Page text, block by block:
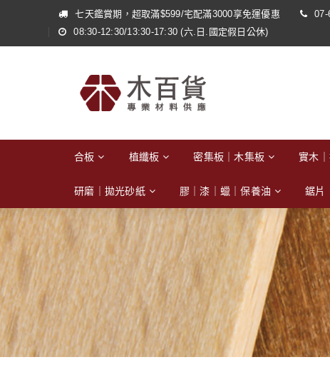
七天鑑賞期，超取滿$599/宅配滿3000享免運優惠
07-
08:30-12:30/13:30-17:30 (六.日.國定假日公休)
合板 植纖板 密集板｜木集板 實木
研磨｜拋光砂紙 膠｜漆｜蠟｜保養油 鋸片